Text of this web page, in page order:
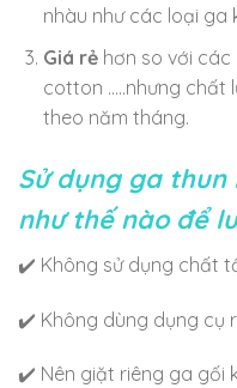
nhàu như các loại ga
Giá rẻhơn so với các
cotton …..nhưng chất
theo năm tháng.
Sử dụng ga thun
như thế nào để
✔️ Không sử dụng chất
✔️ Không dùng dụng cụ
✔️ Nên giặt riêng ga gối